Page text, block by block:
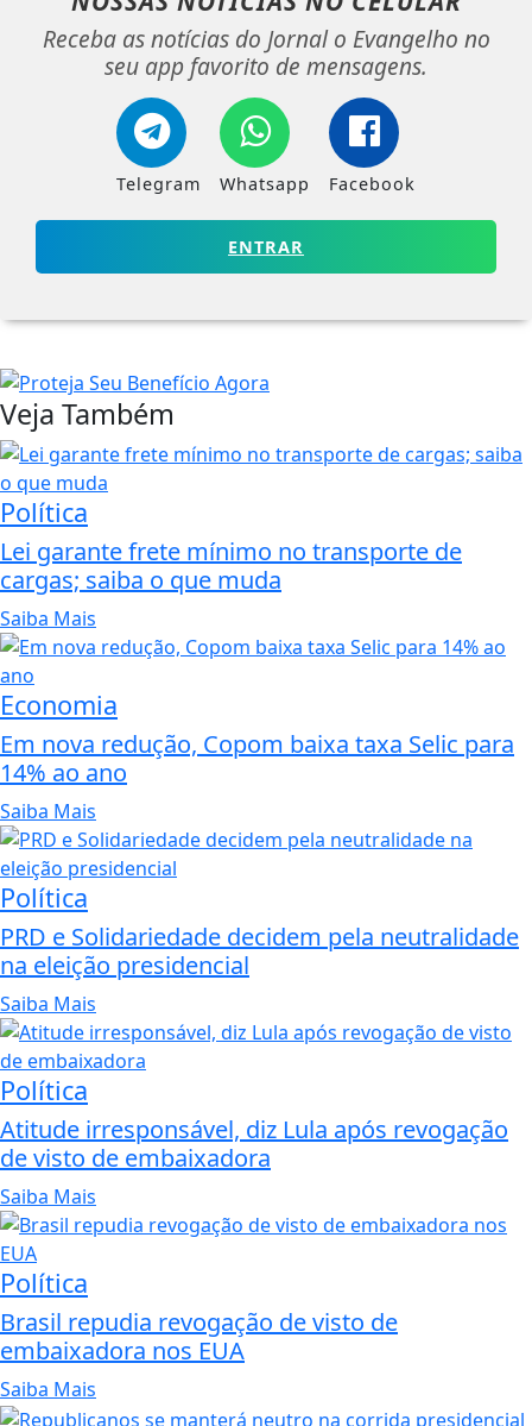
Receba as notícias do Jornal o Evangelho no
seu app favorito de mensagens.
Telegram Whatsapp Facebook
ENTRAR
Veja Também
Política
Lei garante frete mínimo no transporte de
cargas; saiba o que muda
Saiba Mais
Economia
Em nova redução, Copom baixa taxa Selic para
14% ao ano
Saiba Mais
Política
PRD e Solidariedade decidem pela neutralidade
na eleição presidencial
Saiba Mais
Política
Atitude irresponsável, diz Lula após revogação
de visto de embaixadora
Saiba Mais
Política
Brasil repudia revogação de visto de
embaixadora nos EUA
Saiba Mais